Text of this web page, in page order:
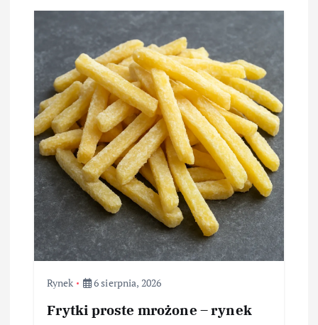
Rynek 6 sierpnia, 2026
Frytki proste mrożone – rynek